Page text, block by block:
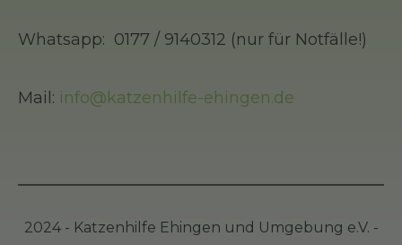
Whatsapp: 0177 / 9140312 (nur für Notfälle!)
Mail: info@katzenhilfe-ehingen.de
2024 - Katzenhilfe Ehingen und Umgebung e.V. -